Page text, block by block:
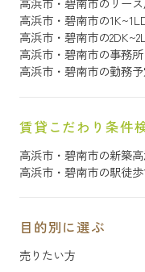
高浜市・碧南市の
高浜市・碧南市の
高浜市・碧南市の事務
高浜市・碧南市の勤務
賃貸こだわり条件
高浜市・碧南市の新築
高浜市・碧南市の駅徒
目的別に選ぶ
売りたい方